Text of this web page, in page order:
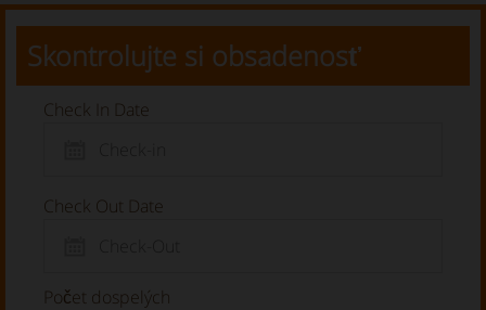
Skontrolujte si obsadenosť
Check In Date
Check Out Date
Počet dospelých